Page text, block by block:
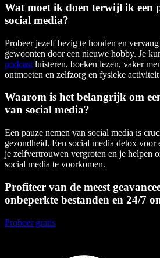
Wat moet ik doen terwijl ik een
social media?
Probeer jezelf bezig te houden en
gewoonten door een nieuwe hobby. Je
podcast luisteren, boeken lezen, vaker
ontmoeten en zelfzorg en fysieke activiteit
Waarom is het belangrijk om
van social media?
Een pauze nemen van social media is
gezondheid. Een social media detox voor
je zelfvertrouwen vergroten en je helpen
social media te voorkomen.
Profiteer van de meest
onbeperkte bestanden en 24/7
Probeer gratis